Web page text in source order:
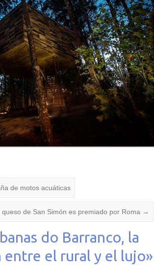
de motos acuáticas
queso de San Simón es premiado por Roma →
do Barranco, la
el rural y el lujo»